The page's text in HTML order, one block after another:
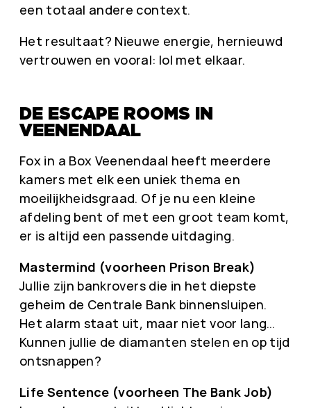
een totaal andere context.
Het resultaat? Nieuwe energie, hernieuwd
vertrouwen en vooral: lol met elkaar.
DE ESCAPE ROOMS IN
VEENENDAAL
Fox in a Box Veenendaal heeft meerdere
kamers met elk een uniek thema en
moeilijkheidsgraad. Of je nu een kleine
afdeling bent of met een groot team komt,
er is altijd een passende uitdaging.
Mastermind (voorheen Prison Break)
Jullie zijn bankrovers die in het diepste
geheim de Centrale Bank binnensluipen.
Het alarm staat uit, maar niet voor lang…
Kunnen jullie de diamanten stelen en op tijd
ontsnappen?
Life Sentence (voorheen The Bank Job)